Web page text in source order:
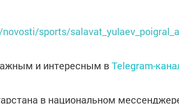
sports/
и интересным вTelegram-
в национальном